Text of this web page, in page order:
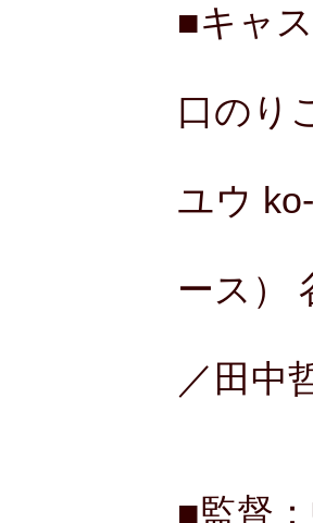
■キャ
口のり
ユウ
ース）
／田中
■監督